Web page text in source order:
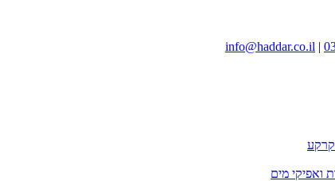
|
info@haddar.co.il
קרקע
ואפיקי מים